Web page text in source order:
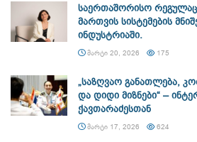
საერთაშორისო
მართვის სისტემების
ინდუსტრიაში.
ᲛᲐᲠᲢᲘ 20, 2026 175
„საზღვაო განათლება,
და დიდი მიზნები“ –
ქავთარაძესთან
ᲛᲐᲠᲢᲘ 17, 2026 624